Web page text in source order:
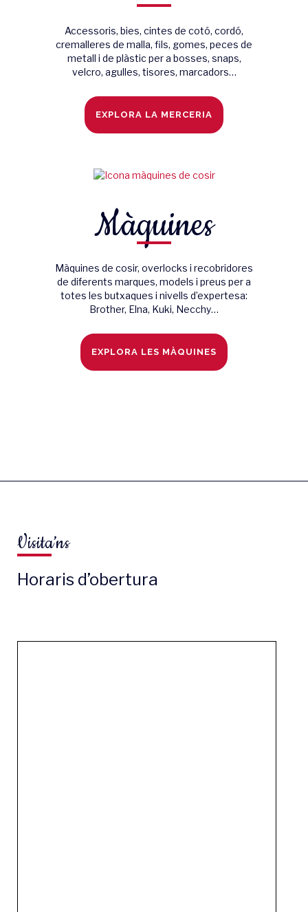
Accessoris, bies, cintes de cotó, cordó,
cremalleres de malla, fils, gomes, peces de
metall i de plàstic per a bosses, snaps,
velcro, agulles, tisores, marcadors…
EXPLORA LA MERCERIA
Màquines
Màquines de cosir, overlocks i recobridores
de diferents marques, models i preus per a
totes les butxaques i nivells d’expertesa:
Brother, Elna, Kuki, Necchy…
EXPLORA LES MÀQUINES
Visita’ns
Horaris d’obertura